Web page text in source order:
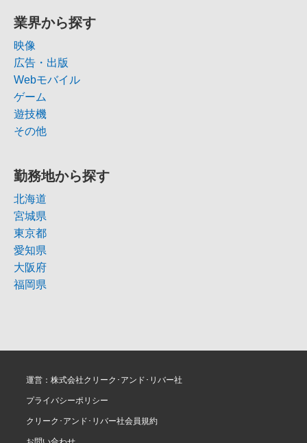
業界から探す
映像
広告・出版
Webモバイル
ゲーム
遊技機
その他
勤務地から探す
北海道
宮城県
東京都
愛知県
大阪府
福岡県
運営：株式会社クリーク･アンド･リバー社
プライバシーポリシー
クリーク･アンド･リバー社会員規約